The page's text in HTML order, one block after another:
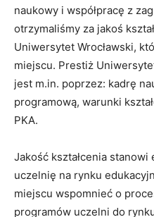
naukowy i współpracę z
otrzymaliśmy za jakoś
Uniwersytet Wrocławski,
miejscu. Prestiż
jest m.in. poprzez: kadrę
programową, warunki
PKA.
Jakość kształcenia
uczelnię na rynku
miejscu wspomnieć o
programów uczelni do